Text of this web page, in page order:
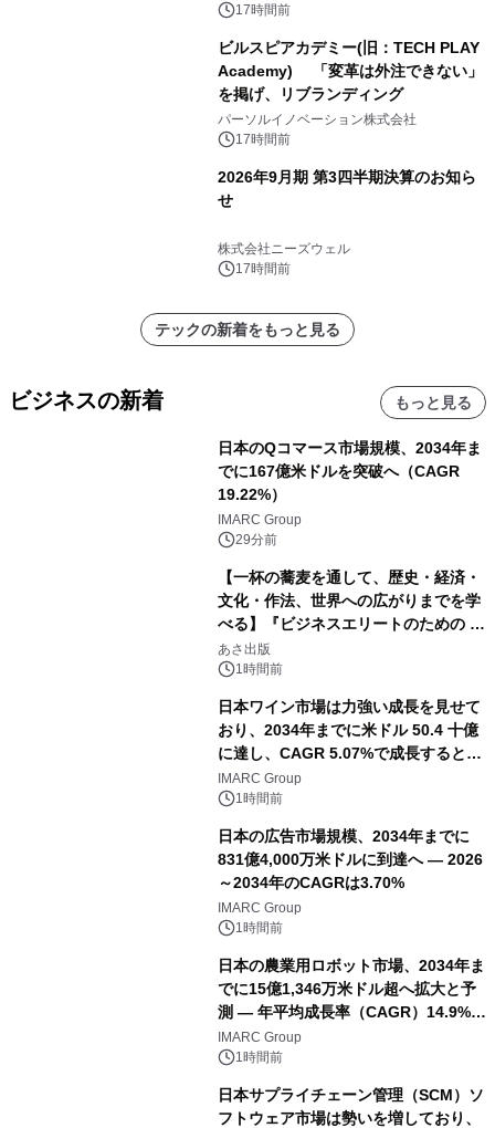
17時間前
ビルスピアカデミー(旧：TECH PLAY
Academy) 「変革は外注できない」
を掲げ、リブランディング
パーソルイノベーション株式会社
17時間前
2026年9月期 第3四半期決算のお知ら
せ
株式会社ニーズウェル
17時間前
テックの新着をもっと見る
ビジネスの新着 もっと見る
日本のQコマース市場規模、2034年ま
でに167億米ドルを突破へ（CAGR
19.22%）
IMARC Group
29分前
【一杯の蕎麦を通して、歴史・経済・
文化・作法、世界への広がりまでを学
べる】『ビジネスエリートのための 教
養としての蕎麦』2026年8月25日
（火）発売
あさ出版
1時間前
日本ワイン市場は力強い成長を見せて
おり、2034年までに米ドル 50.4 十億
に達し、CAGR 5.07%で成長すると予
測
IMARC Group
1時間前
日本の広告市場規模、2034年までに
831億4,000万米ドルに到達へ ― 2026
～2034年のCAGRは3.70%
IMARC Group
1時間前
日本の農業用ロボット市場、2034年ま
でに15億1,346万米ドル超へ拡大と予
測 ― 年平均成長率（CAGR）14.9%を
記録
IMARC Group
1時間前
日本サプライチェーン管理（SCM）ソ
フトウェア市場は勢いを増しており、